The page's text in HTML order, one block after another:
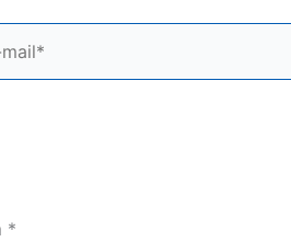
*